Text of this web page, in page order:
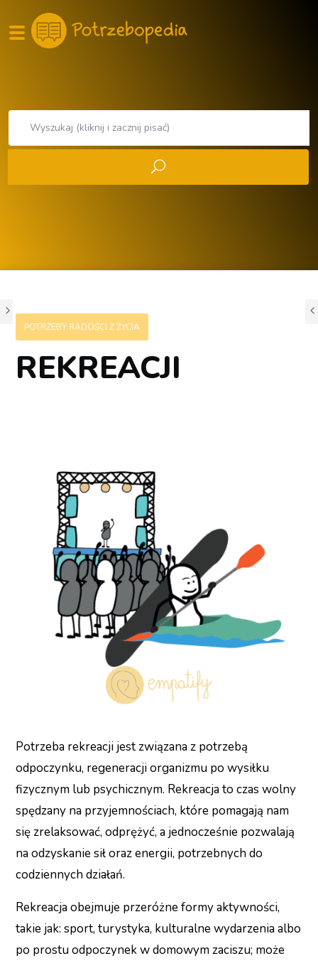
POTRZEBY RADOŚCI Z ŻYCIA
REKREACJI
Potrzeba rekreacji jest związana z potrzebą
odpoczynku, regeneracji organizmu po wysiłku
fizycznym lub psychicznym. Rekreacja to czas wolny
spędzany na przyjemnościach, które pomagają nam
się zrelaksować, odprężyć, a jednocześnie pozwalają
na odzyskanie sił oraz energii, potrzebnych do
codziennych działań.
Rekreacja obejmuje przeróżne formy aktywności,
takie jak: sport, turystyka, kulturalne wydarzenia albo
po prostu odpoczynek w domowym zaciszu; może